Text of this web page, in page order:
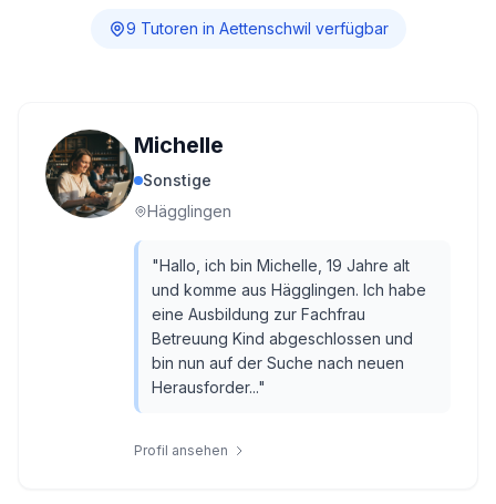
9 Tutoren in Aettenschwil verfügbar
Michelle
Sonstige
Hägglingen
"Hallo, ich bin Michelle, 19 Jahre alt
und komme aus Hägglingen. Ich habe
eine Ausbildung zur Fachfrau
Betreuung Kind abgeschlossen und
bin nun auf der Suche nach neuen
Herausforder..."
Profil ansehen